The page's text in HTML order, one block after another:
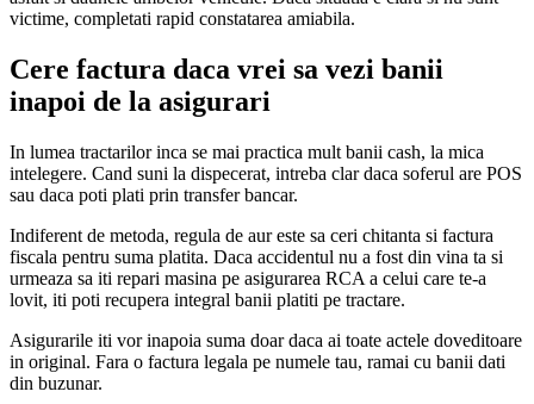
victime, completati rapid constatarea amiabila.
Cere factura daca vrei sa vezi banii
inapoi de la asigurari
In lumea tractarilor inca se mai practica mult banii cash, la mica
intelegere. Cand suni la dispecerat, intreba clar daca soferul are POS
sau daca poti plati prin transfer bancar.
Indiferent de metoda, regula de aur este sa ceri chitanta si factura
fiscala pentru suma platita. Daca accidentul nu a fost din vina ta si
urmeaza sa iti repari masina pe asigurarea RCA a celui care te-a
lovit, iti poti recupera integral banii platiti pe tractare.
Asigurarile iti vor inapoia suma doar daca ai toate actele doveditoare
in original. Fara o factura legala pe numele tau, ramai cu banii dati
din buzunar.